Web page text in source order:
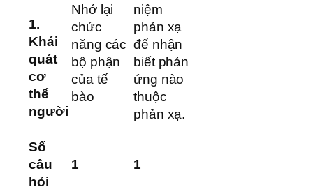
1.
Khái
quát
cơ
thể
người
Nhớ lại
chức
năng các
bộ phận
của tế
bào
niệm
phản xạ
để nhận
biết phản
ứng nào
thuộc
phản xạ.
Số
câu
hỏi
1 1